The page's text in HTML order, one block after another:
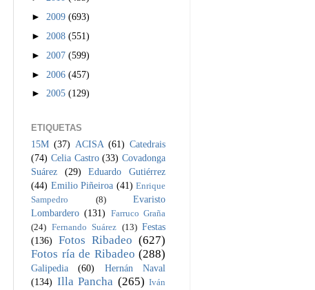
► 2009 (693)
► 2008 (551)
► 2007 (599)
► 2006 (457)
► 2005 (129)
ETIQUETAS
15M (37) ACISA (61) Catedrais
(74) Celia Castro (33) Covadonga
Suárez
(29)
Eduardo Gutiérrez
(44) Emilio Piñeiroa (41) Enrique
Sampedro
(8)
Evaristo
Lombardero (131) Farruco Graña
(24) Fernando Suárez (13) Festas
(136)
Fotos Ribadeo (627)
Fotos ría de Ribadeo (288)
Galipedia (60)
Hernán Naval
(134) Illa Pancha (265) Iván